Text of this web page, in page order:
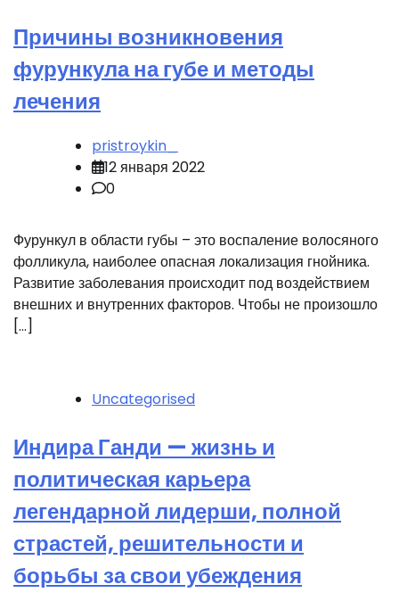
Причины возникновения
фурункула на губе и методы
лечения
pristroykin_
12 января 2022
0
Фурункул в области губы – это воспаление волосяного
фолликула, наиболее опасная локализация гнойника.
Развитие заболевания происходит под воздействием
внешних и внутренних факторов. Чтобы не произошло
[…]
Uncategorised
Индира Ганди — жизнь и
политическая карьера
легендарной лидерши, полной
страстей, решительности и
борьбы за свои убеждения